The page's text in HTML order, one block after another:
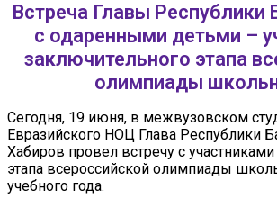
Встреча Главы Республики
с одаренными детьми –
заключительного этапа
олимпиады
Сегодня, 19 июня, в межвузовском
Евразийского НОЦ Глава Республики
Хабиров провел встречу с
этапа всероссийской олимпиады
учебного года.